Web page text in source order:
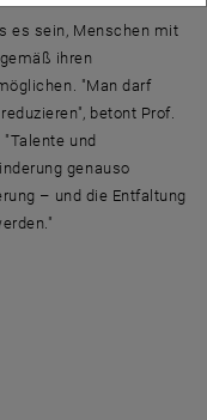
es sein, Menschen mit
ihren
"Man darf
betont Prof.
"Talente und
genauso
– und die Entfaltung